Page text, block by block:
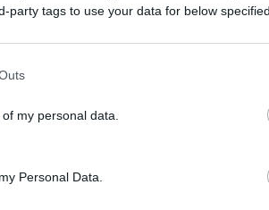
party tags to use your data for below
my personal data.
Personal Data.
ανακοίνωση της ΕΛΑΣ, το
σε μαρίνα της
μαζί με άλλες ανήλικες,
την επίλυση προσωπικών
και Εξιχνίασης